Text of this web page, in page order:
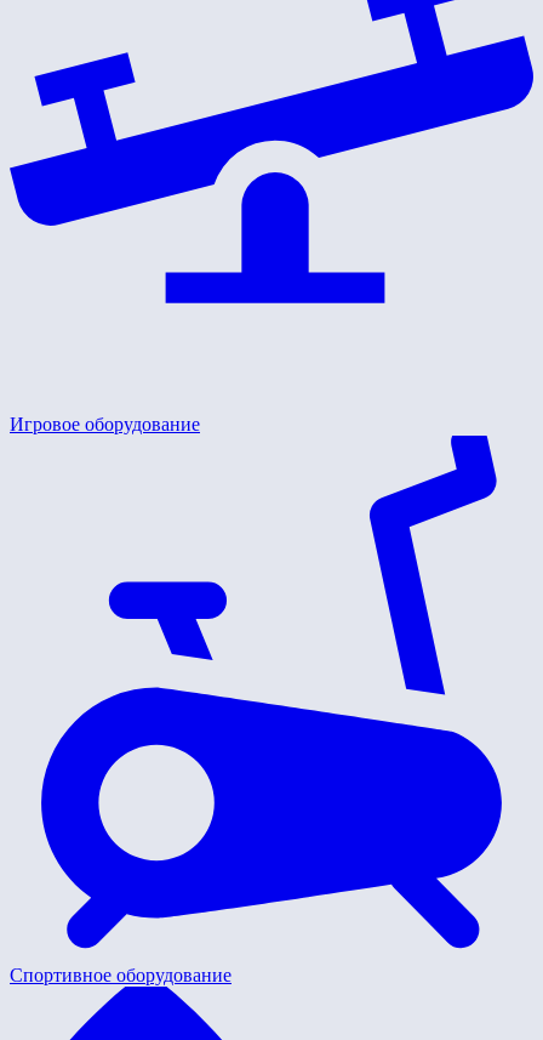
Игровое оборудование
Спортивное оборудование